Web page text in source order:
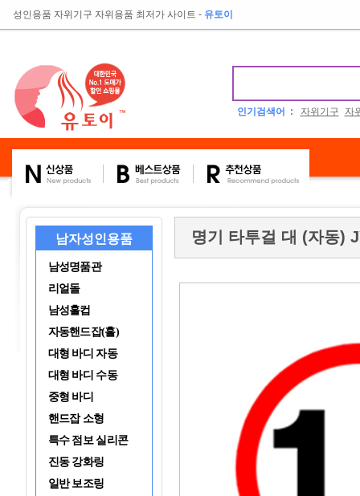
성인용품 자위기구 자위용품 최저가 사이트 - 유토이
인기검색어 : 자위기구 자
남자성인용품
남성명품관
리얼돌
남성홀컵
자동핸드잡(홀)
대형 바디 자동
대형 바디 수동
중형 바디
핸드잡 소형
특수 점보 실리콘
진동 강화링
일반 보조링
명기 타투걸 대 (자동)